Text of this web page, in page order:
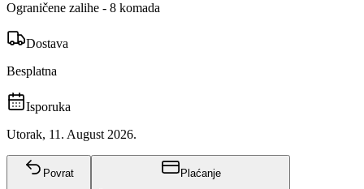
Ograničene zalihe - 8 komada
Dostava
Besplatna
Isporuka
Utorak, 11. August 2026.
Povrat
Plaćanje